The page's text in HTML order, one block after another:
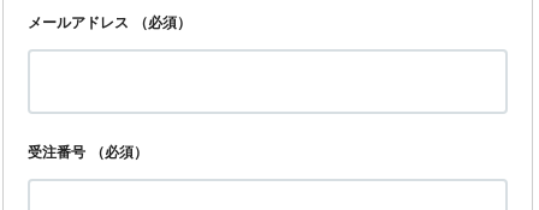
メールアドレス （必須）
受注番号 （必須）